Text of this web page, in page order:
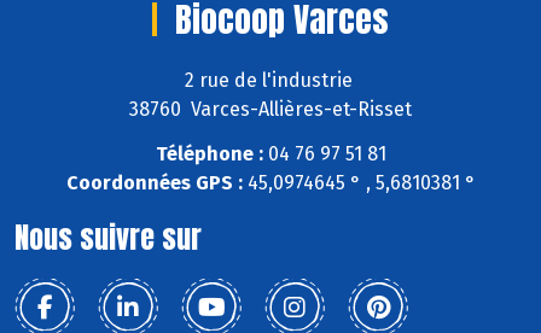
Biocoop Varces
2 rue de l'industrie
38760 Varces-Allières-et-Risset
Téléphone :04 76 97 51 81
Coordonnées GPS :45,0974645 ° , 5,6810381 °
Nous suivre sur